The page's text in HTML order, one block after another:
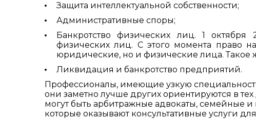
Защита интеллектуальной собственности;
Административные споры;
Банкротство физических лиц. 1
физических лиц. С этого момента право
юридические, но и физические лица.
Ликвидация и банкротство предприятий.
Профессионалы, имеющие узкую
они заметно лучше других ориентируются в
могут быть арбитражные адвокаты, семейные
которые оказывают консультативные услуги